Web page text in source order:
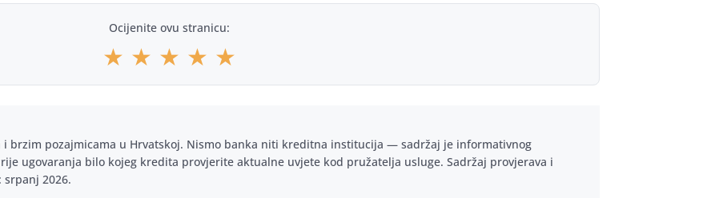
Ocijenite ovu stranicu:
★ ★ ★ ★ ★
brzim pozajmicama u Hrvatskoj. Nismo banka niti kreditna institucija — sadržaj je informativnog
ugovaranja bilo kojeg kredita provjerite aktualne uvjete kod pružatelja usluge. Sadržaj provjerava i
2026.